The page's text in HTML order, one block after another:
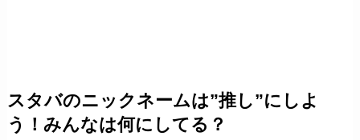
スタバのニックネームは”推し”にしよ
う！みんなは何にしてる？